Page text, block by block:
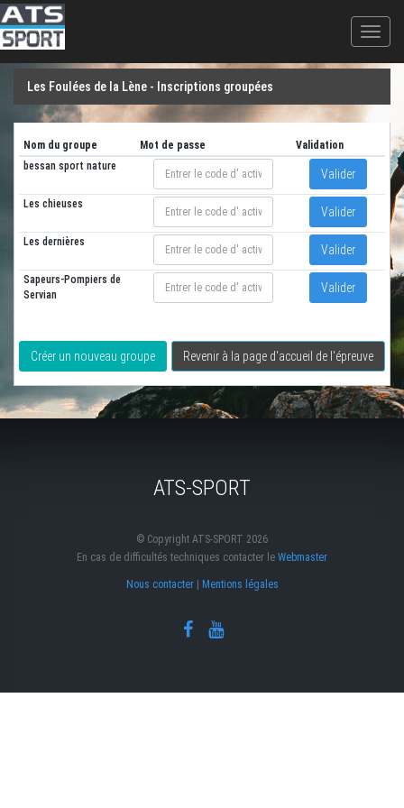
Loading...
Les Foulées de la Lène - Inscriptions groupées
Nom du groupe Mot de passe
Validation
bessan sport nature
Valider
Les chieuses
Valider
Les dernières
Valider
Sapeurs-Pompiers de
Servian
Valider
Créer un nouveau groupe Revenir à la page d'accueil de l'épreuve
ATS-SPORT
© Copyright ATS-SPORT 2026
En cas de difficultés techniques contacter le Webmaster
Nous contacter| Mentions légales